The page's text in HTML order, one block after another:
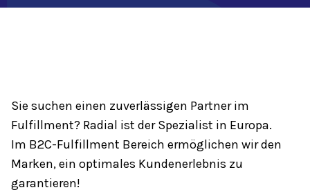
Sie suchen einen zuverlässigen Partner im
Fulfillment? Radial ist der Spezialist in Europa.
Im B2C-Fulfillment Bereich ermöglichen wir den
Marken, ein optimales Kundenerlebnis zu
garantieren!